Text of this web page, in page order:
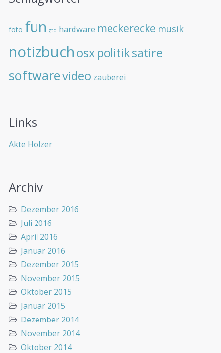
foto fun gtd hardware meckerecke musik
notizbuch osxpolitiksatire
softwarevideo zauberei
Links
Akte Holzer
Archiv
Dezember 2016
Juli 2016
April 2016
Januar 2016
Dezember 2015
November 2015
Oktober 2015
Januar 2015
Dezember 2014
November 2014
Oktober 2014